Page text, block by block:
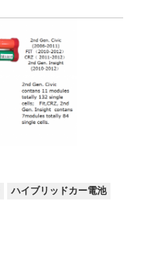
ハイブリッドカー電池